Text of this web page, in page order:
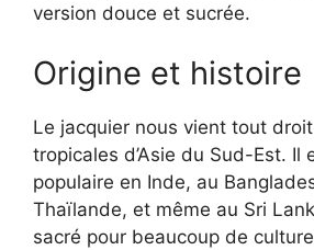
version douce et sucrée.
Origine et histoire
Le jacquier nous vient tout
tropicales d’Asie du Sud-Est. Il
populaire en Inde, au
Thaïlande, et même au Sri
sacré pour beaucoup de